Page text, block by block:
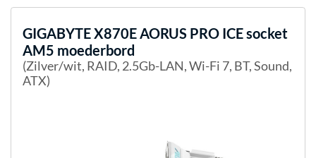
GIGABYTEX870E AORUS PRO ICE socket
AM5 moederbord
(Zilver/wit, RAID, 2.5Gb-LAN, Wi-Fi 7, BT, Sound,
ATX)